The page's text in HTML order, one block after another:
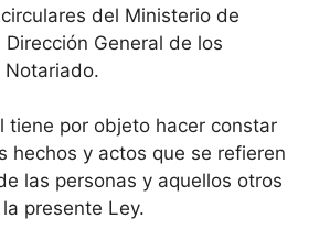
del Ministerio de
General de los
Notariado.
tiene por objeto hacer constar
hechos y actos que se refieren
las personas y aquellos otros
presente Ley.